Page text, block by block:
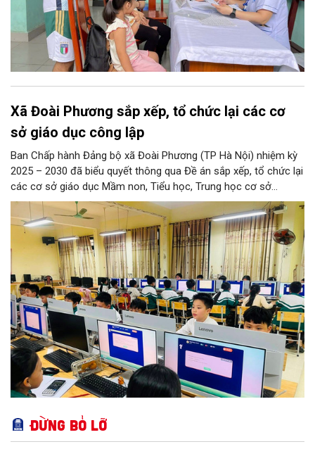
Xã Đoài Phương sắp xếp, tổ chức lại các cơ
sở giáo dục công lập
Ban Chấp hành Đảng bộ xã Đoài Phương (TP Hà Nội) nhiệm kỳ
2025 – 2030 đã biểu quyết thông qua Đề án sắp xếp, tổ chức lại
các cơ sở giáo dục Mầm non, Tiểu học, Trung học cơ sở
(THCS) và Đề án sắp xếp, kiện toàn, thành lập tổ chức đảng
trong các cơ sở giáo dục công lập sau sắp xếp trên địa bàn xã.
Đừng bỏ lỡ